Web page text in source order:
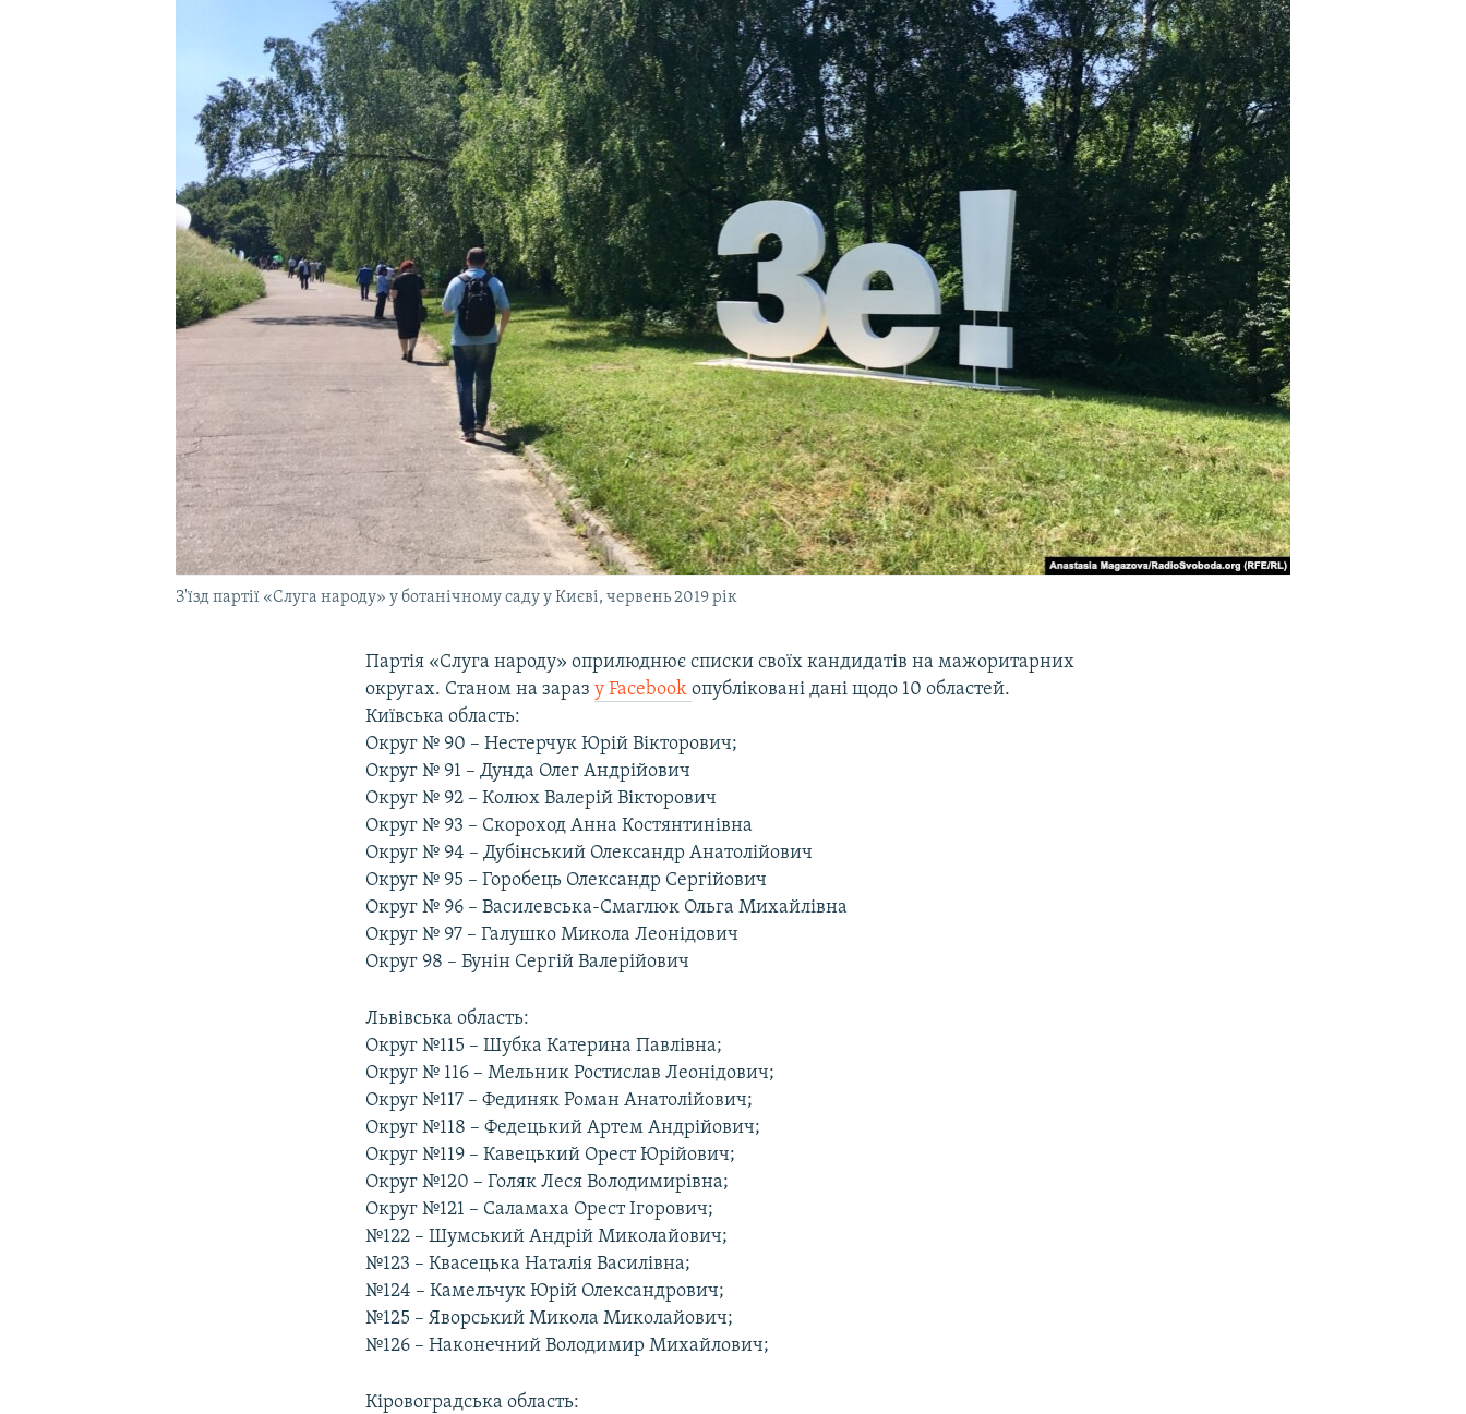
З'їзд партії «Слуга народу» у ботанічному саду у Києві, червень 2019 рік
Партія «Слуга народу» оприлюднює списки своїх кандидатів на мажоритарних
округах. Станом на заразу Facebookопубліковані дані щодо 10 областей.
Київська область:
Округ № 90 – Нестерчук Юрій Вікторович;
Округ № 91 – Дунда Олег Андрійович
Округ № 92 – Колюх Валерій Вікторович
Округ № 93 – Скороход Анна Костянтинівна
Округ № 94 – Дубінський Олександр Анатолійович
Округ № 95 – Горобець Олександр Сергійович
Округ № 96 – Василевська-Смаглюк Ольга Михайлівна
Округ № 97 – Галушко Микола Леонідович
Округ 98 – Бунін Сергій Валерійович
Львівська область:
Округ №115 – Шубка Катерина Павлівна;
Округ № 116 – Мельник Ростислав Леонідович;
Округ №117 – Фединяк Роман Анатолійович;
Округ №118 – Федецький Артем Андрійович;
Округ №119 – Кавецький Орест Юрійович;
Округ №120 – Голяк Леся Володимирівна;
Округ №121 – Саламаха Орест Ігорович;
№122 – Шумський Андрій Миколайович;
№123 – Квасецька Наталія Василівна;
№124 – Камельчук Юрій Олександрович;
№125 – Яворський Микола Миколайович;
№126 – Наконечний Володимир Михайлович;
Кіровоградська область: